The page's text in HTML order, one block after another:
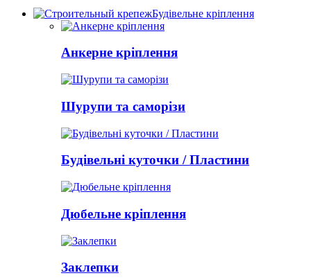
Будівельне кріплення
Анкерне кріплення
Шурупи та саморізи
Будівельні куточки / Пластини
Дюбельне кріплення
Заклепки